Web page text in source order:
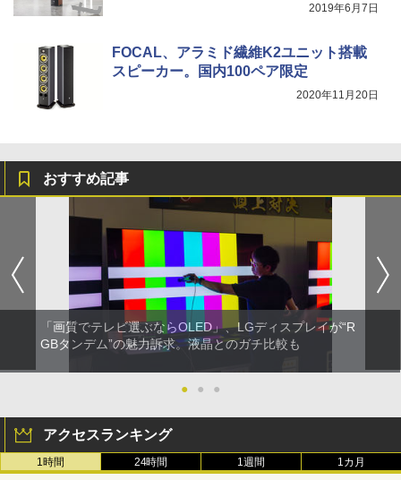
2019年6月7日
FOCAL、アラミド繊維K2ユニット搭載
スピーカー。国内100ペア限定
2020年11月20日
おすすめ記事
「画質でテレビ選ぶならOLED」、LGディスプレイが“R
GBタンデム”の魅力訴求。液晶とのガチ比較も
● ● ●
アクセスランキング
1時間 24時間 1週間 1カ月